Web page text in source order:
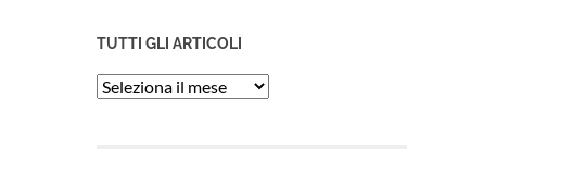
TUTTI GLI ARTICOLI
Tutti